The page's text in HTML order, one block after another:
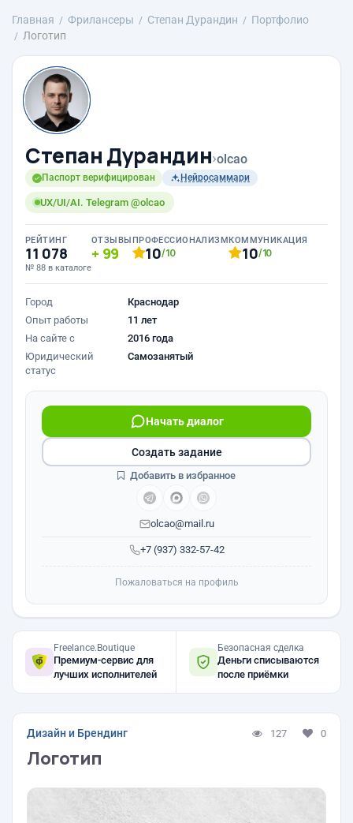
Главная Фрилансеры Степан Дурандин
Портфолио
Логотип
Степан Дурандин›olcao
Паспорт верифицирован Нейросаммари
UX/UI/AI. Telegram @olcao
РЕЙТИНГ
11 078
№ 88 в каталоге
ОТЗЫВЫ
99
ПРОФЕССИОНАЛИЗМ
10/10
КОММУНИКАЦИЯ
10/10
Город
Краснодар
Опыт работы
11 лет
На сайте с
2016 года
Юридический
статус
Самозанятый
+7 (937) 332-57-42
Начать диалог
olcao@mail.ru
Создать задание
Добавить в избранное
Пожаловаться на профиль
Freelance.Boutique
Премиум-сервис для
лучших исполнителей
Безопасная сделка
Деньги списываются
после приёмки
Дизайн и Брендинг 127 0
Логотип